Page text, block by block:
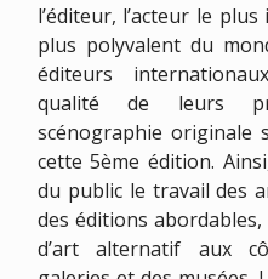
l’éditeur, l’acteur le
plus polyvalent du
éditeurs
qualité de leurs
scénographie originale
cette 5ème édition.
du public le travail des
des éditions
d’art alternatif aux